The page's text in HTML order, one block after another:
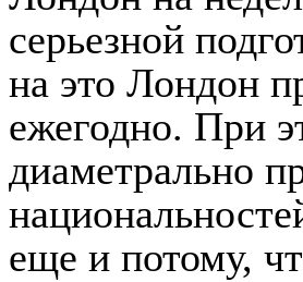
серьезной
на это Лондон
ежегодно. При
диаметрально
еще и потому,